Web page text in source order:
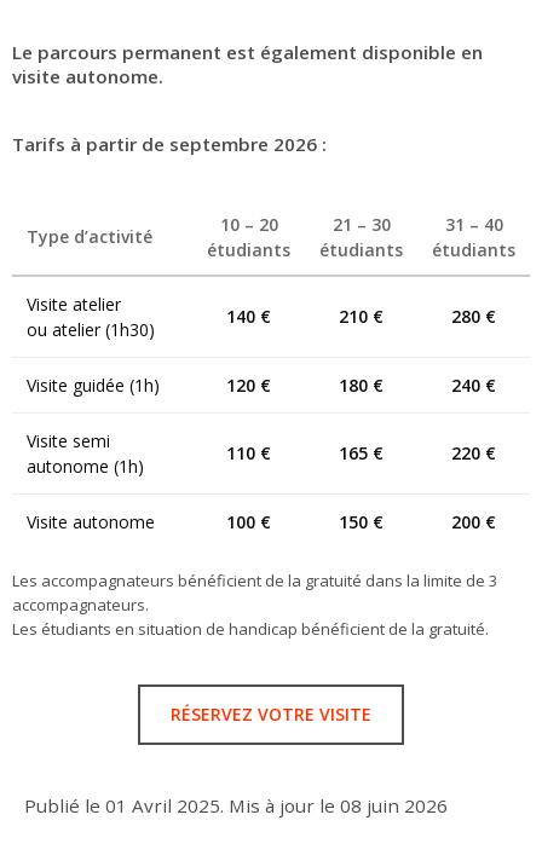
Le parcours permanent est également disponible en
visite autonome.
Tarifs à partir de septembre 2026 :
Type d’activité
10 – 20
étudiants
21 – 30
étudiants
31 – 40
étudiants
Visite atelier
ou atelier (1h30)
140 € 210 € 280 €
Visite guidée (1h) 120 € 180 € 240 €
Visite semi
autonome (1h)
110 € 165 € 220 €
Visite autonome 100 € 150 € 200 €
Les accompagnateurs bénéficient de la gratuité dans la limite de 3
accompagnateurs.
Les étudiants en situation de handicap bénéficient de la gratuité.
RÉSERVEZ VOTRE VISITE
Publié le 01 Avril 2025. Mis à jour le 08 juin 2026